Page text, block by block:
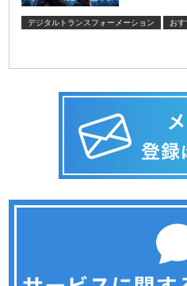
デジタルトランスフォーメーション お